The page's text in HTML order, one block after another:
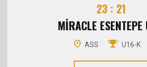
23 : 21
MİRACLE ESENTEPE
ASS U16-K